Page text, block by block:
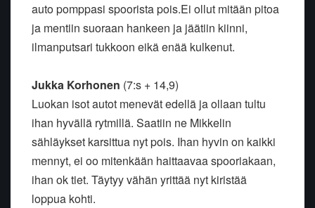
auto pomppasi spoorista pois.Ei ollut mitään pitoa
ja mentiin suoraan hankeen ja jäätiin kiinni,
ilmanputsari tukkoon eikä enää kulkenut.
Jukka Korhonen (7:s + 14,9)
Luokan isot autot menevät edellä ja ollaan tultu
ihan hyvällä rytmillä. Saatiin ne Mikkelin
sähläykset karsittua nyt pois. Ihan hyvin on kaikki
mennyt, ei oo mitenkään haittaavaa spooriakaan,
ihan ok tiet. Täytyy vähän yrittää nyt kiristää
loppua kohti.